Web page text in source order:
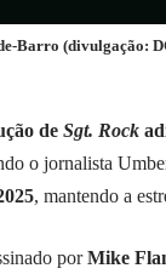
Barro (divulgação:
de Sgt. Rock
o jornalista
, mantendo a
porMike